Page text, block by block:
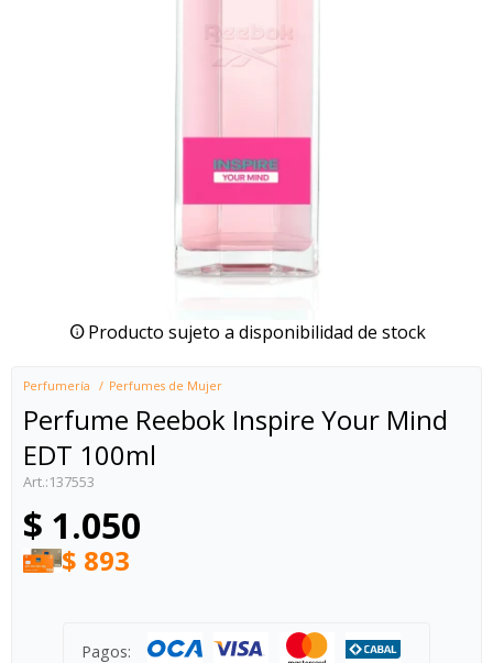
Producto sujeto a disponibilidad de stock
Perfumería Perfumes de Mujer
Perfume Reebok Inspire Your Mind
EDT 100ml
137553
$ 1.050
$ 893
Pagos: